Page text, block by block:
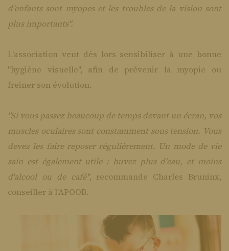
d’enfants sont myopes et les troubles de la vision sont
plus importants".
L'association veut dès lors sensibiliser à une bonne
"hygiène visuelle", afin de prévenir la myopie ou
freiner son évolution.
"Si vous passez beaucoup de temps devant un écran, vos
muscles oculaires sont constamment sous tension. Vous
devez les faire reposer régulièrement. Un mode de vie
sain est également utile : buvez plus d'eau, et moins
d'alcool ou de café", recommande Charles Bruninx,
conseiller à l'APOOB.